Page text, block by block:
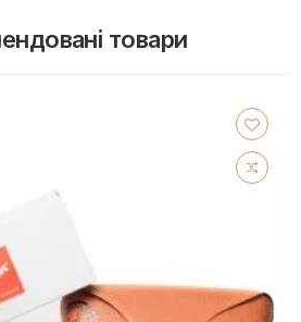
товари